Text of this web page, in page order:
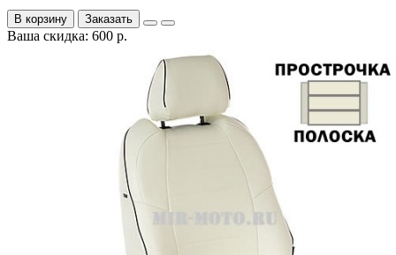
В корзину Заказать
Ваша скидка: 600 р.